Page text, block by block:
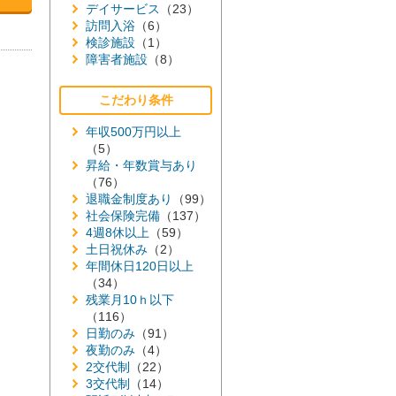
デイサービス
（23）
訪問入浴 （6）
検診施設 （1）
障害者施設 （8）
こだわり条件
年収500万円以上
（5）
昇給・年数賞与あり
（76）
退職金制度あり
（99）
社会保険完備 （137）
4週8休以上 （59）
土日祝休み （2）
年間休日120日以上
（34）
残業月10ｈ以下
（116）
日勤のみ （91）
夜勤のみ （4）
2交代制
（22）
3交代制
（14）